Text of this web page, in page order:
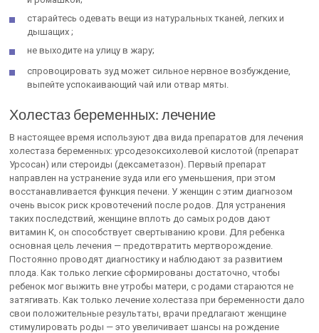
старайтесь одевать вещи из натуральных тканей, легких и
дышащих ;
не выходите на улицу в жару;
спровоцировать зуд может сильное нервное возбуждение,
выпейте успокаивающий чай или отвар мяты.
Холестаз беременных: лечение
В настоящее время используют два вида препаратов для лечения
холестаза беременных: урсодезоксихолевой кислотой (препарат
Урсосан) или стероиды (дексаметазон). Первый препарат
направлен на устранение зуда или его уменьшения, при этом
восстанавливается функция печени. У женщин с этим диагнозом
очень высок риск кровотечений после родов. Для устранения
таких последствий, женщине вплоть до самых родов дают
витамин К, он способствует свертыванию крови. Для ребенка
основная цель лечения — предотвратить мертворождение.
Постоянно проводят диагностику и наблюдают за развитием
плода. Как только легкие сформированы достаточно, чтобы
ребенок мог выжить вне утробы матери, с родами стараются не
затягивать. Как только лечение холестаза при беременности дало
свои положительные результаты, врачи предлагают женщине
стимулировать роды — это увеличивает шансы на рождение